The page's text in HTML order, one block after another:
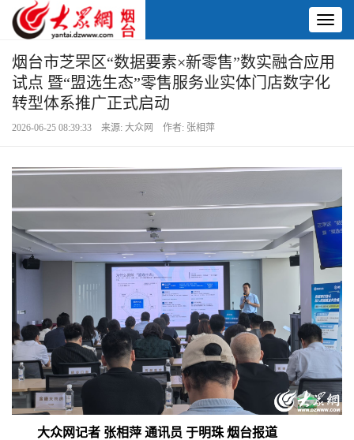
烟台市芝罘区“数据要素×新零售”数实融合应用
试点 暨“盟选生态”零售服务业实体门店数字化
转型体系推广正式启动
2026-06-25 08:39:33 来源: 大众网 作者: 张相萍
大众网记者 张相萍 通讯员 于明珠 烟台报道